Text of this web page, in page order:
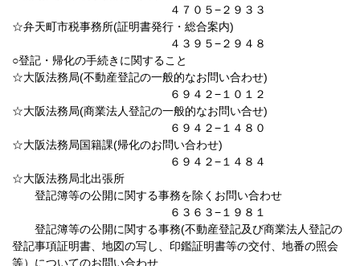
４７０５−２９３３
☆弁天町市税事務所(証明書発行・総合案内)
４３９５−２９４８
○登記・帰化の手続きに関すること
☆大阪法務局(不動産登記の一般的なお問い合わせ)
６９４２−１０１２
☆大阪法務局(商業法人登記の一般的なお問い合せ)
６９４２−１４８０
☆大阪法務局国籍課(帰化のお問い合わせ)
６９４２−１４８４
☆大阪法務局北出張所
登記簿等の公開に関する事務を除くお問い合わせ
６３６３−１９８１
登記簿等の公開に関する事務(不動産登記及び商業法人登記の
登記事項証明書、地図の写し、印鑑証明書等の交付、地番の照会
等）についてのお問い合わせ